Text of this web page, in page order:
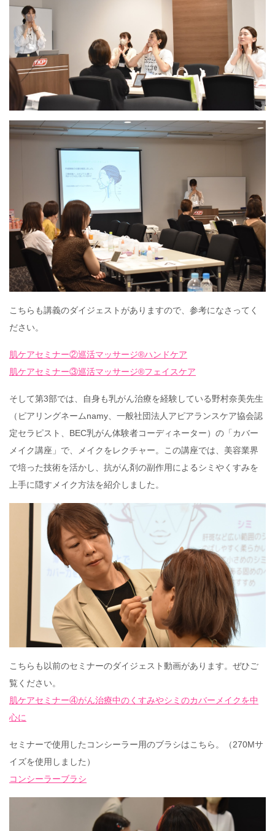
こちらも講義のダイジェストがありますので、参考になさってく
ださい。
肌ケアセミナー②巡活マッサージ®ハンドケア
肌ケアセミナー③巡活マッサージ®フェイスケア
そして第3部では、自身も乳がん治療を経験している野村奈美先生
（ピアリングネームnamy、一般社団法人アピアランスケア協会認
定セラピスト、BEC乳がん体験者コーディネーター）の「カバー
メイク講座」で、メイクをレクチャー。この講座では、美容業界
で培った技術を活かし、抗がん剤の副作用によるシミやくすみを
上手に隠すメイク方法を紹介しました。
こちらも以前のセミナーのダイジェスト動画があります。ぜひご
覧ください。
肌ケアセミナー④がん治療中のくすみやシミのカバーメイクを中
心に
セミナーで使用したコンシーラー用のブラシはこちら。（270Mサ
イズを使用しました）
コンシーラーブラシ